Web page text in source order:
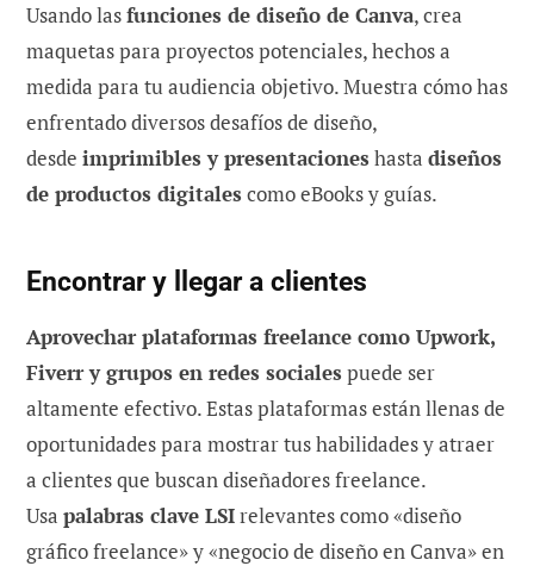
Usando lasfunciones de diseño de Canva, crea
maquetas para proyectos potenciales, hechos a
medida para tu audiencia objetivo. Muestra cómo has
enfrentado diversos desafíos de diseño,
desde imprimibles y presentaciones hasta diseños
de productos digitales como eBooks y guías.
Encontrar y llegar a clientes
Aprovechar plataformas freelance como Upwork,
Fiverr y grupos en redes sociales puede ser
altamente efectivo. Estas plataformas están llenas de
oportunidades para mostrar tus habilidades y atraer
a clientes que buscan diseñadores freelance.
Usa palabras clave LSIrelevantes como «diseño
gráfico freelance» y «negocio de diseño en Canva» en